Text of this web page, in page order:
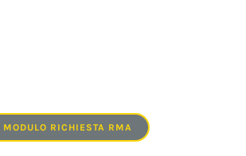
MODULO RICHIESTA RMA